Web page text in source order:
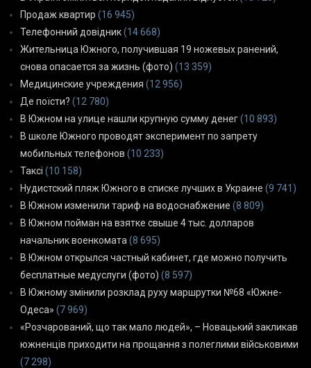
Продаж квартир (16 945)
Телефонний довідник(14 668)
Жительница Южного, получившая 19 ножевых ранений,
снова опасается за жизнь (фото) (13 359)
Медицинские учреждения (12 956)
Де поїсти? (12 780)
В Южном на улице нашли крупную сумму денег(10 893)
В школе Южного проводят эксперимент по запрету
мобильных телефонов (10 233)
Таксі (10 158)
Нудистский пляж Южного в списке лучших в Украине (9 741)
В Южном изменили тариф на водоснабжение (8 809)
В Южном пойман на взятке свыше 4 тыс. долларов
начальник военкомата (8 695)
В Южном открылся частный кабинет, где можно получить
бесплатные медуслуги (фото) (8 597)
В Южному змінили розклад руху маршрутки №68 «Южне-
Одеса» (7 969)
«Розчарований, що так мало людей», – Новацький закликав
южненців приходити на прощання з полеглими військовими
(7 298)